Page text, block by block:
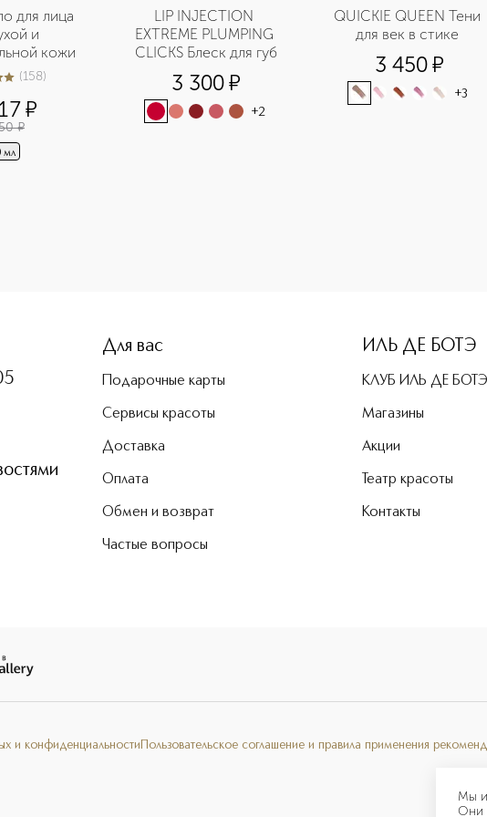
Мы
Они
для лица
и
кожи
(158)
¤
¤
мл
LIP INJECTION
EXTREME PLUMPING
CLICKS Блеск для губ
3 300¤
+2
QUICKIE QUEEN Тени
3 450¤
+3
Для вас
Подарочные карты
Сервисы красоты
Доставка
Оплата
Обмен и возврат
Частые вопросы
ИЛЬ ДЕ БОТЭ
КЛУБ ИЛЬ ДЕ БОТЭ
Магазины
Акции
Театр красоты
Контакты
и конфиденциальности Пользовательское соглашение и правила применения